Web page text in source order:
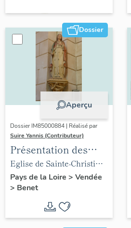
Dossier
Aperçu
Dossier IM85000884 | Réalisé par
Suire Yannis (Contributeur)
Présentation des
objets mobiliers de
l'église de Sainte-
Christine
Eglise de Sainte-Christine,
place Gabriel-Delaunay
Pays de la Loire > Vendée
> Benet